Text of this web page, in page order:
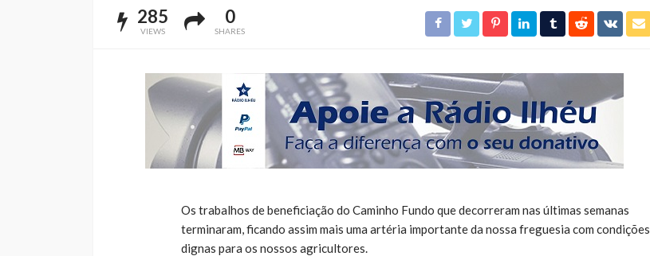
285
VIEWS
0
SHARES
Os trabalhos de beneficiação do Caminho Fundo que decorreram nas últimas semanas
terminaram, ficando assim mais uma artéria importante da nossa freguesia com condições
dignas para os nossos agricultores.